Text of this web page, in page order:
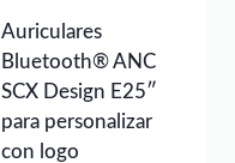
Auriculares
Bluetooth® ANC
SCX Design E25″
para personalizar
con logo